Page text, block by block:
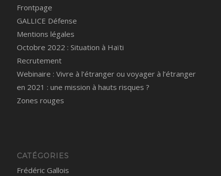
Frontpage
GALLICE Défense
Mentions légales
Octobre 2022 : Situation à Haïti
Recrutement
Webinaire : Vivre à l’étranger ou voyager à l’étranger
en 2021 : une mission à hauts risques ?
Zones rouges
CATÉGORIES
Frédéric Gallois